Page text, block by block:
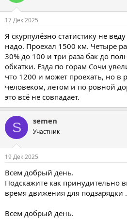
17 Дек 2025
Я скурпулёзно статистику не
надо. Проехал 1500 км. Четыре
30% до 100 и три раза бак до
обкатки. Езда по горам Сочи
что 1200 и может проехать, но
человеком, летом и по ровной
это всё не совпадает.
S semen
Участник
19 Дек 2025
Всем добрый день.
Подскажите как принудительно
время движения для подзарядки .
Всем добрый день.